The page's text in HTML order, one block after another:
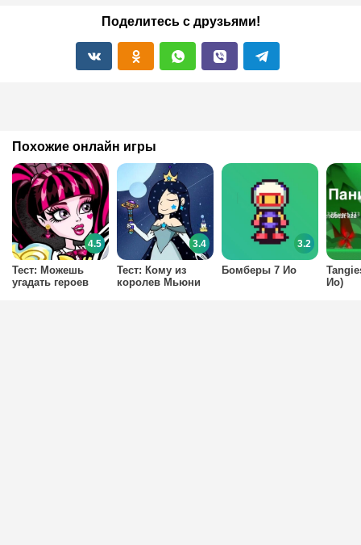
Поделитесь с друзьями!
Похожие онлайн игры
Тест: Можешь
угадать героев
4.5
Тест: Кому из
королев Мьюни
3.4
Бомберы 7 Ио
3.2
Ио)